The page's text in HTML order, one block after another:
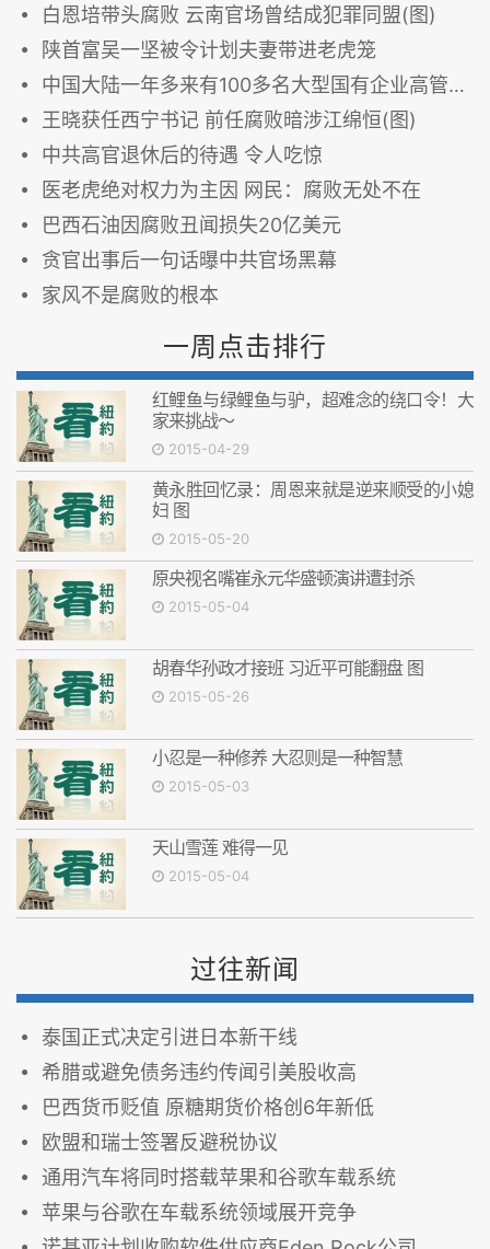
白恩培带头腐败 云南官场曾结成犯罪同盟(图)
陕首富吴一坚被令计划夫妻带进老虎笼
中国大陆一年多来有100多名大型国有企业高管因腐败落马
王晓获任西宁书记 前任腐败暗涉江绵恒(图)
中共高官退休后的待遇 令人吃惊
医老虎绝对权力为主因 网民：腐败无处不在
巴西石油因腐败丑闻损失20亿美元
贪官出事后一句话曝中共官场黑幕
家风不是腐败的根本
一周点击排行
红鲤鱼与绿鲤鱼与驴，超难念的绕口令！大
家来挑战～
2015-04-29
黄永胜回忆录：周恩来就是逆来顺受的小媳
妇 图
2015-05-20
原央视名嘴崔永元华盛顿演讲遭封杀
2015-05-04
胡春华孙政才接班 习近平可能翻盘 图
2015-05-26
小忍是一种修养 大忍则是一种智慧
2015-05-03
天山雪莲 难得一见
2015-05-04
过往新闻
泰国正式决定引进日本新干线
希腊或避免债务违约传闻引美股收高
巴西货币贬值 原糖期货价格创6年新低
欧盟和瑞士签署反避税协议
通用汽车将同时搭载苹果和谷歌车载系统
苹果与谷歌在车载系统领域展开竞争